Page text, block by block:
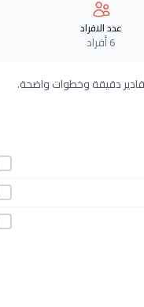
عدد الافراد
6 أفراد